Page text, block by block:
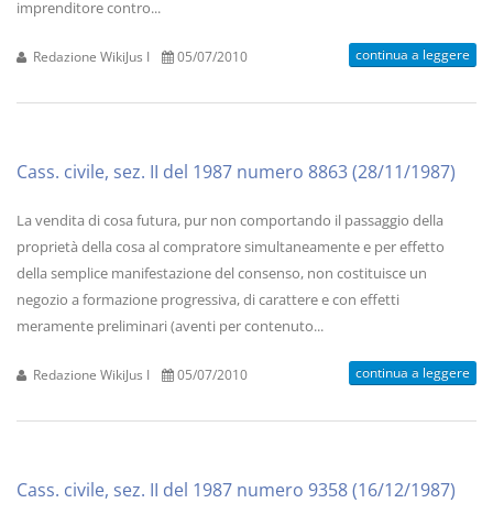
imprenditore contro...
Redazione WikiJus I 05/07/2010 continua a leggere
Cass. civile, sez. II del 1987 numero 8863 (28/11/1987)
La vendita di cosa futura, pur non comportando il passaggio della
proprietà della cosa al compratore simultaneamente e per effetto
della semplice manifestazione del consenso, non costituisce un
negozio a formazione progressiva, di carattere e con effetti
meramente preliminari (aventi per contenuto...
Redazione WikiJus I 05/07/2010 continua a leggere
Cass. civile, sez. II del 1987 numero 9358 (16/12/1987)